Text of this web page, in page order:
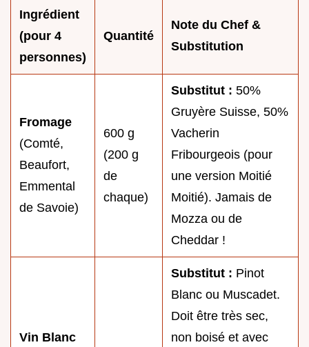
Ingrédient
(pour 4
personnes)
Quantité
Note du Chef &
Substitution
Fromage
(Comté,
Beaufort,
Emmental
de Savoie)
600 g
(200 g
de
chaque)
Substitut : 50%
Gruyère Suisse, 50%
Vacherin
Fribourgeois (pour
une version Moitié
Moitié). Jamais de
Mozza ou de
Cheddar !
Vin Blanc
Substitut : Pinot
Blanc ou Muscadet.
Doit être très sec,
non boisé et avec